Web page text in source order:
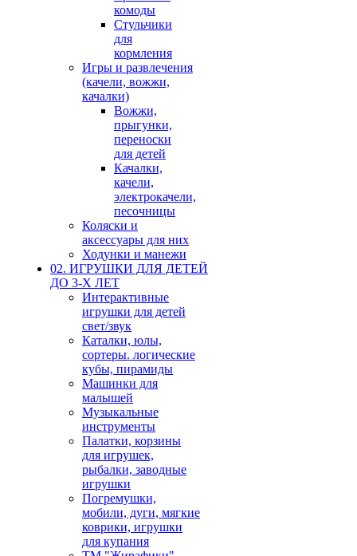
комоды
Стульчики
для
кормления
Игры и развлечения
(качели, вожжи,
качалки)
Вожжи,
прыгунки,
переноски
для детей
Качалки,
качели,
электрокачели,
песочницы
Коляски и
аксессуары для них
Ходунки и манежи
02. ИГРУШКИ ДЛЯ ДЕТЕЙ
ДО 3-Х ЛЕТ
Интерактивные
игрушки для детей
свет/звук
Каталки, юлы,
сортеры. логические
кубы, пирамиды
Машинки для
малышей
Музыкальные
инструменты
Палатки, корзины
для игрушек,
рыбалки, заводные
игрушки
Погремушки,
мобили, дуги, мягкие
коврики, игрушки
для купания